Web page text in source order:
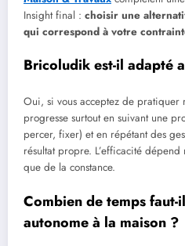
Insight final : choisir une
qui correspond à votre
Bricoludik est-il adapté
Oui, si vous acceptez de
progresse surtout en suivant une
percer, fixer) et en répétant des
résultat propre. L’efficacité
que de la constance.
Combien de temps
autonome à la maison ?